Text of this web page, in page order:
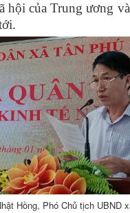
hội của Trung ương
Hồng, Phó Chủ tịch UBND